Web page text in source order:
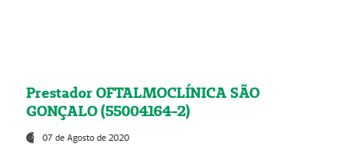
Prestador OFTALMOCLÍNICA SÃO
GONÇALO (55004164-2)
07 de Agosto de 2020